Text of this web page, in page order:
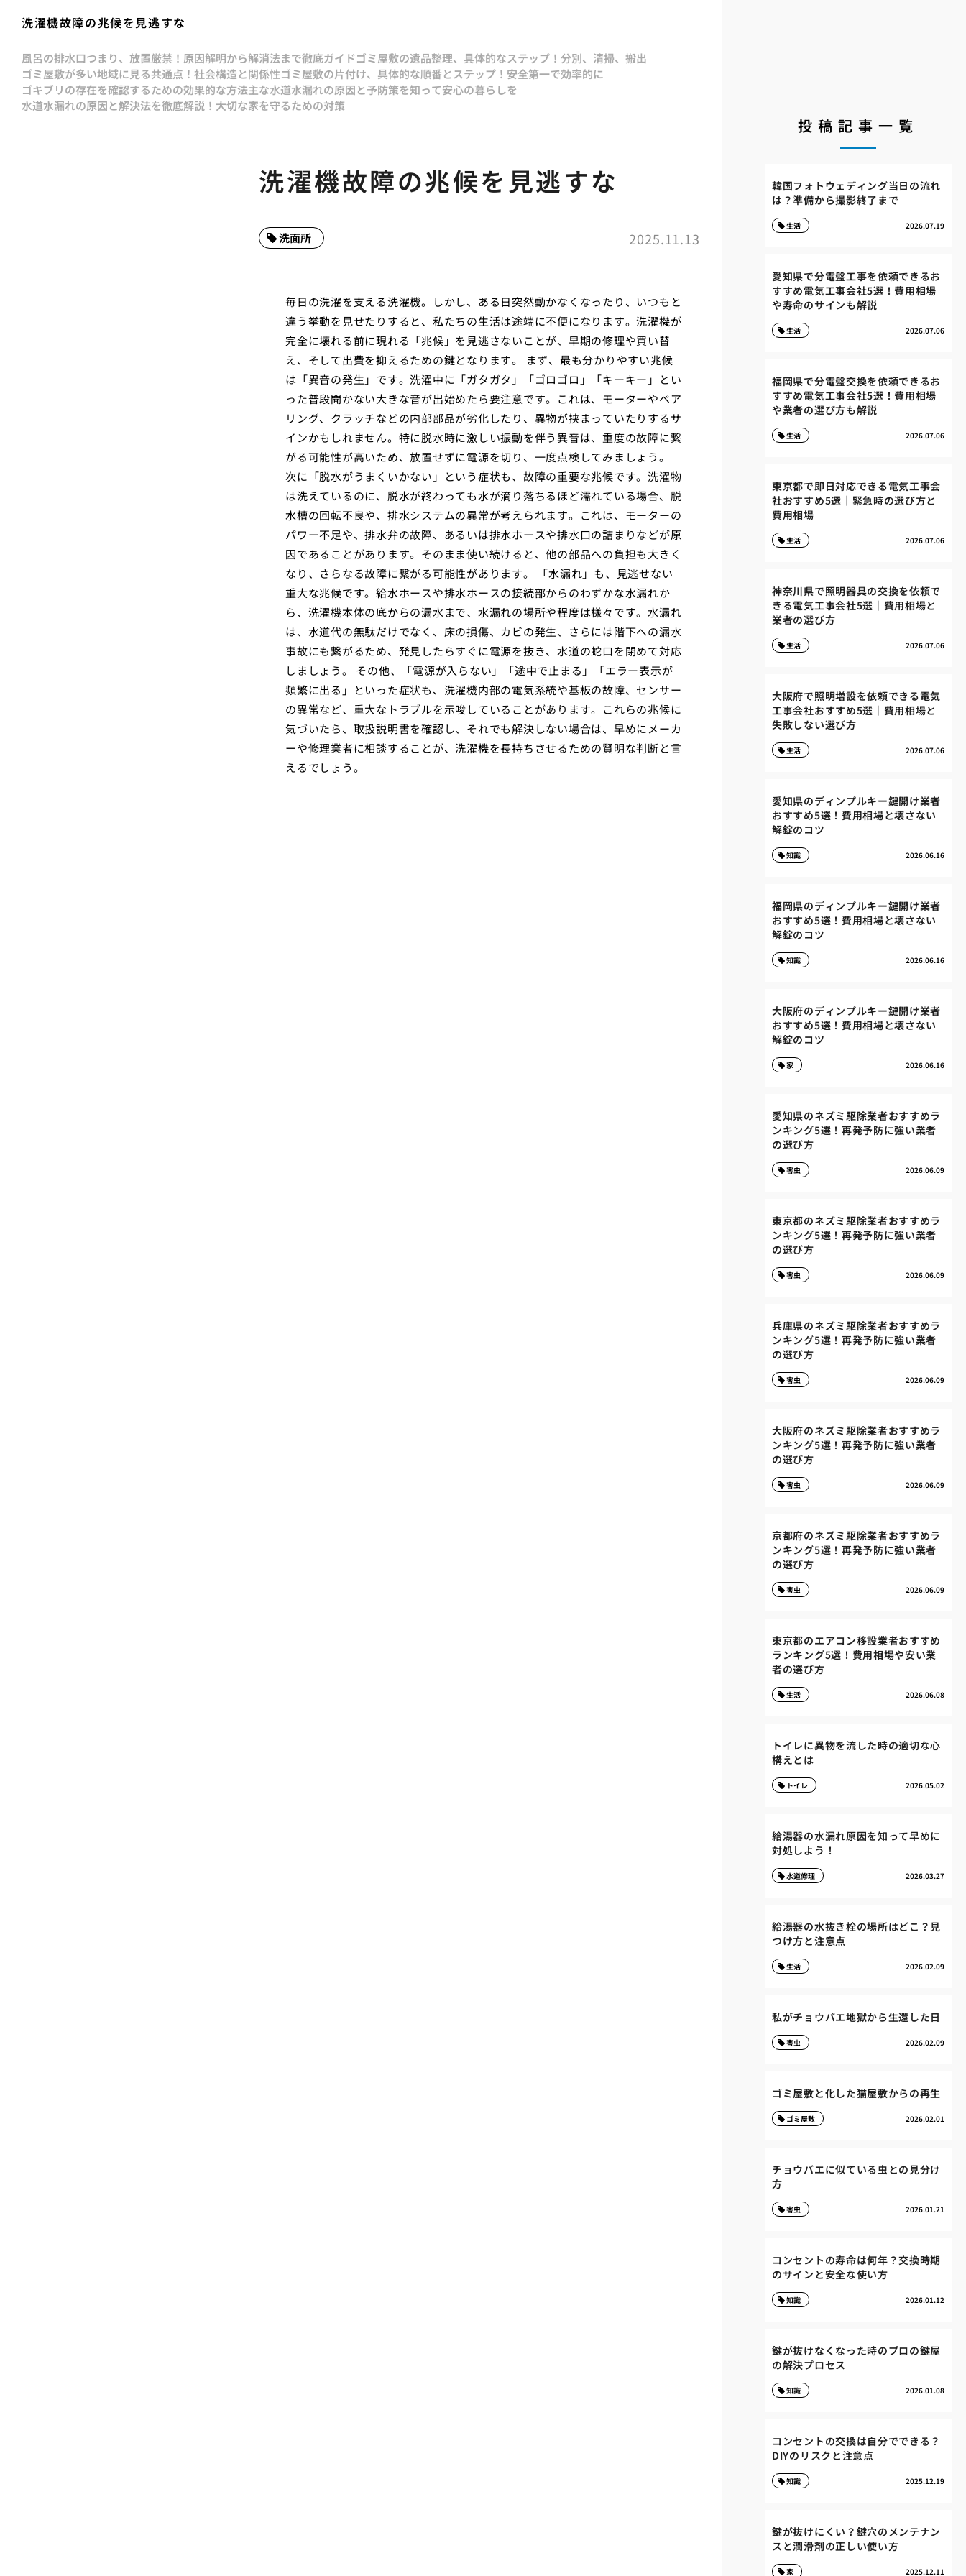
洗濯機故障の兆候を見逃すな
風呂の排水口つまり、放置厳禁！原因解明から解消法まで徹底ガイドゴミ屋敷の遺品整理、具体的なステップ！分別、清掃、搬出
ゴミ屋敷が多い地域に見る共通点！社会構造と関係性ゴミ屋敷の片付け、具体的な順番とステップ！安全第一で効率的に
ゴキブリの存在を確認するための効果的な方法主な水道水漏れの原因と予防策を知って安心の暮らしを
水道水漏れの原因と解決法を徹底解説！大切な家を守るための対策
洗濯機故障の兆候を見逃すな
2025.11.13
洗面所
毎日の洗濯を支える洗濯機。しかし、ある日突然動かなくなったり、いつもと
違う挙動を見せたりすると、私たちの生活は途端に不便になります。洗濯機が
完全に壊れる前に現れる「兆候」を見逃さないことが、早期の修理や買い替
え、そして出費を抑えるための鍵となります。 まず、最も分かりやすい兆候
は「異音の発生」です。洗濯中に「ガタガタ」「ゴロゴロ」「キーキー」とい
った普段聞かない大きな音が出始めたら要注意です。これは、モーターやベア
リング、クラッチなどの内部部品が劣化したり、異物が挟まっていたりするサ
インかもしれません。特に脱水時に激しい振動を伴う異音は、重度の故障に繋
がる可能性が高いため、放置せずに電源を切り、一度点検してみましょう。
次に「脱水がうまくいかない」という症状も、故障の重要な兆候です。洗濯物
は洗えているのに、脱水が終わっても水が滴り落ちるほど濡れている場合、脱
水槽の回転不良や、排水システムの異常が考えられます。これは、モーターの
パワー不足や、排水弁の故障、あるいは排水ホースや排水口の詰まりなどが原
因であることがあります。そのまま使い続けると、他の部品への負担も大きく
なり、さらなる故障に繋がる可能性があります。 「水漏れ」も、見逃せない
重大な兆候です。給水ホースや排水ホースの接続部からのわずかな水漏れか
ら、洗濯機本体の底からの漏水まで、水漏れの場所や程度は様々です。水漏れ
は、水道代の無駄だけでなく、床の損傷、カビの発生、さらには階下への漏水
事故にも繋がるため、発見したらすぐに電源を抜き、水道の蛇口を閉めて対応
しましょう。 その他、「電源が入らない」「途中で止まる」「エラー表示が
頻繁に出る」といった症状も、洗濯機内部の電気系統や基板の故障、センサー
の異常など、重大なトラブルを示唆していることがあります。これらの兆候に
気づいたら、取扱説明書を確認し、それでも解決しない場合は、早めにメーカ
ーや修理業者に相談することが、洗濯機を長持ちさせるための賢明な判断と言
えるでしょう。
投稿記事一覧
韓国フォトウェディング当日の流れ
は？準備から撮影終了まで
2026.07.19
生活
愛知県で分電盤工事を依頼できるお
すすめ電気工事会社5選！費用相場
や寿命のサインも解説
2026.07.06
生活
福岡県で分電盤交換を依頼できるお
すすめ電気工事会社5選！費用相場
や業者の選び方も解説
2026.07.06
生活
東京都で即日対応できる電気工事会
社おすすめ5選｜緊急時の選び方と
費用相場
2026.07.06
生活
神奈川県で照明器具の交換を依頼で
きる電気工事会社5選｜費用相場と
業者の選び方
2026.07.06
生活
大阪府で照明増設を依頼できる電気
工事会社おすすめ5選｜費用相場と
失敗しない選び方
2026.07.06
生活
愛知県のディンプルキー鍵開け業者
おすすめ5選！費用相場と壊さない
解錠のコツ
2026.06.16
知識
福岡県のディンプルキー鍵開け業者
おすすめ5選！費用相場と壊さない
解錠のコツ
2026.06.16
知識
大阪府のディンプルキー鍵開け業者
おすすめ5選！費用相場と壊さない
解錠のコツ
2026.06.16
家
愛知県のネズミ駆除業者おすすめラ
ンキング5選！再発予防に強い業者
の選び方
2026.06.09
害虫
東京都のネズミ駆除業者おすすめラ
ンキング5選！再発予防に強い業者
の選び方
2026.06.09
害虫
兵庫県のネズミ駆除業者おすすめラ
ンキング5選！再発予防に強い業者
の選び方
2026.06.09
害虫
大阪府のネズミ駆除業者おすすめラ
ンキング5選！再発予防に強い業者
の選び方
2026.06.09
害虫
京都府のネズミ駆除業者おすすめラ
ンキング5選！再発予防に強い業者
の選び方
2026.06.09
害虫
東京都のエアコン移設業者おすすめ
ランキング5選！費用相場や安い業
者の選び方
2026.06.08
生活
トイレに異物を流した時の適切な心
構えとは
2026.05.02
トイレ
給湯器の水漏れ原因を知って早めに
対処しよう！
2026.03.27
水道修理
給湯器の水抜き栓の場所はどこ？見
つけ方と注意点
2026.02.09
生活
私がチョウバエ地獄から生還した日
2026.02.09
害虫
ゴミ屋敷と化した猫屋敷からの再生
2026.02.01
ゴミ屋敷
チョウバエに似ている虫との見分け
方
2026.01.21
害虫
コンセントの寿命は何年？交換時期
のサインと安全な使い方
2026.01.12
知識
鍵が抜けなくなった時のプロの鍵屋
の解決プロセス
2026.01.08
知識
コンセントの交換は自分でできる？
DIYのリスクと注意点
2025.12.19
知識
鍵が抜けにくい？鍵穴のメンテナン
スと潤滑剤の正しい使い方
2025.12.11
家